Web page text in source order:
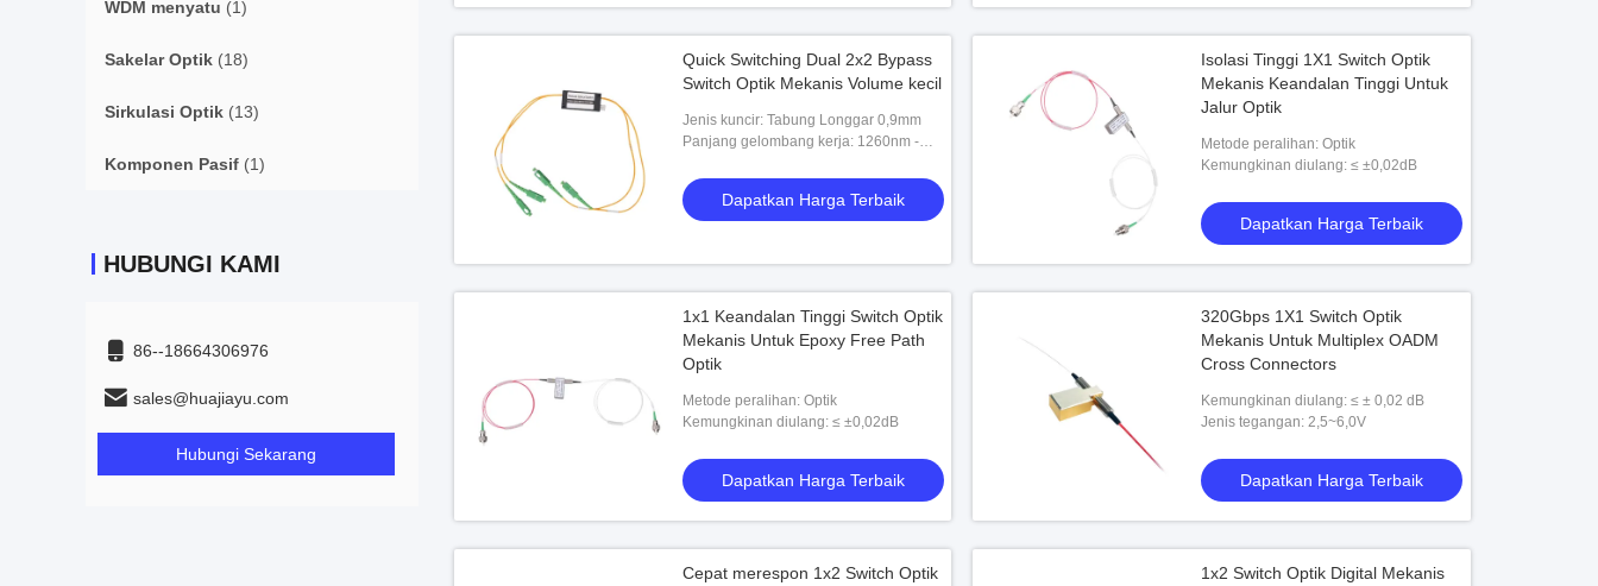
WDM menyatu (1)
Sakelar Optik (18)
Sirkulasi Optik (13)
Komponen Pasif (1)
HUBUNGI KAMI
86--18664306976
sales@huajiayu.com
Hubungi Sekarang
Quick Switching Dual 2x2 Bypass
Switch Optik Mekanis Volume kecil
Jenis kuncir: Tabung Longgar 0,9mm
Panjang gelombang kerja: 1260nm -
Dapatkan Harga Terbaik
Isolasi Tinggi 1X1 Switch Optik
Mekanis Keandalan Tinggi Untuk
Jalur Optik
Metode peralihan: Optik
Kemungkinan diulang: ≤ ±0,02dB
Dapatkan Harga Terbaik
1x1 Keandalan Tinggi Switch Optik
Mekanis Untuk Epoxy Free Path
Optik
Metode peralihan: Optik
Kemungkinan diulang: ≤ ±0,02dB
Dapatkan Harga Terbaik
320Gbps 1X1 Switch Optik
Mekanis Untuk Multiplex OADM
Cross Connectors
Kemungkinan diulang: ≤ ± 0,02 dB
Jenis tegangan: 2,5~6,0V
Dapatkan Harga Terbaik
Cepat merespon 1x2 Switch Optik
1x2 Switch Optik Digital Mekanis